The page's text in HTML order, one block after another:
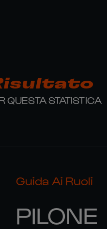
QUESTA STATISTICA
Guida Ai Ruoli
PILONE